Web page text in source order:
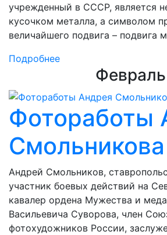
учрежденный в СССР, является
кусочком металла, а символом
величайшего подвига – подвига
Подробнее
Февраль
Фотоработы
Смольникова
Андрей Смольников,
участник боевых действий на
кавалер ордена Мужества и
Васильевича Суворова, член
фотохудожников России,